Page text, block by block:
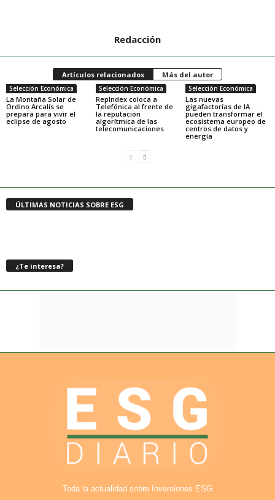
Redacción
Artículos relacionados Más del autor
Selección Económica
La Montaña Solar de
Ordino Arcalís se
prepara para vivir el
eclipse de agosto
Selección Económica
RepIndex coloca a
Telefónica al frente de
la reputación
algorítmica de las
telecomunicaciones
Selección Económica
Las nuevas
gigafactorías de IA
pueden transformar el
ecosistema europeo de
centros de datos y
energía
ÚLTIMAS NOTICIAS SOBRE ESG
¿Te interesa?
Toda la actualidad sobre Inversiones ESG